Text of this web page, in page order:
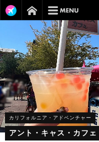
カリフォルニア・アドベンチャー
アント・キャス・カフェ